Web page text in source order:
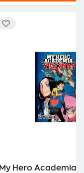
My Hero Academia-